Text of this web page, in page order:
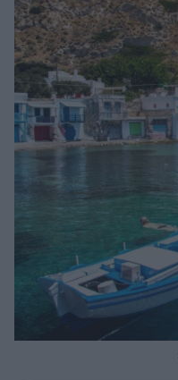
Beauty News
Well being
Ψυχολογία
Υγεία + Διατροφή
Σχέσεις & Σεξ
Woman Power
Working Girl
Real Women
Πρόσωπα